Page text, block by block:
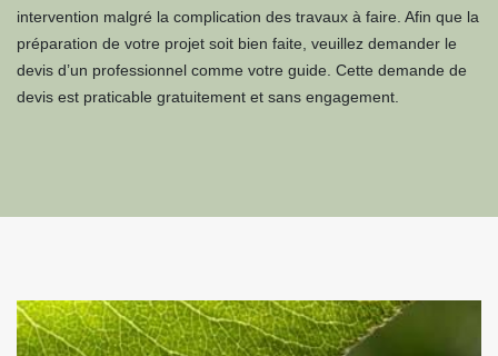
intervention malgré la complication des travaux à faire. Afin que la
préparation de votre projet soit bien faite, veuillez demander le
devis d’un professionnel comme votre guide. Cette demande de
devis est praticable gratuitement et sans engagement.